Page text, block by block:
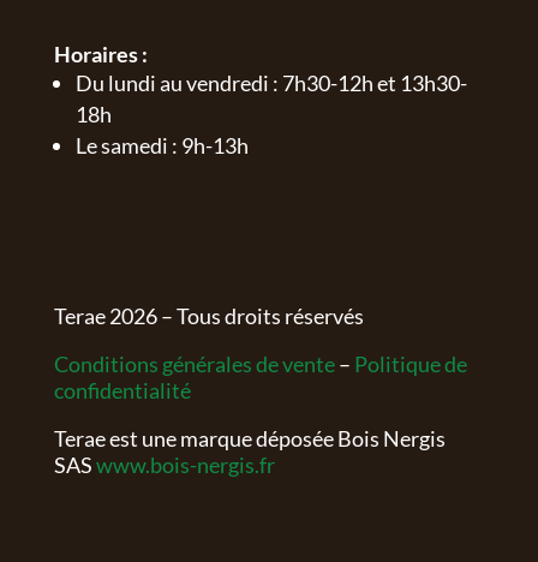
Horaires :
Du lundi au vendredi : 7h30-12h et 13h30-
18h
Le samedi : 9h-13h
Terae2026– Tous droits réservés
Conditions générales de vente– Politique de
confidentialité
Terae est une marque déposée Bois Nergis
SASwww.bois-nergis.fr